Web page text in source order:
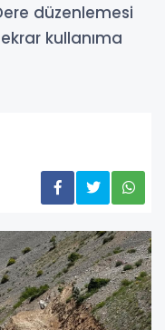
düzenlemesi
kullanıma